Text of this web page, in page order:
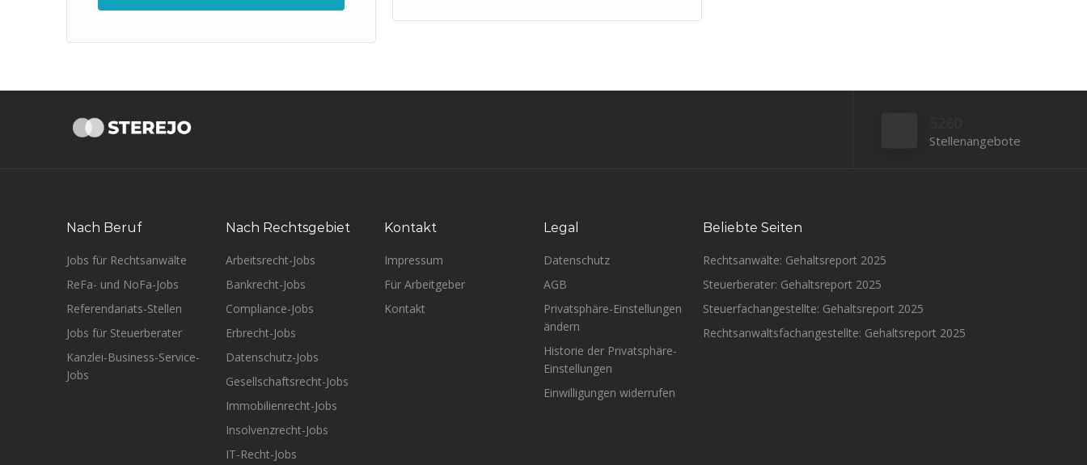
Stellenangebote
Nach Beruf
Jobs für Rechtsanwälte
ReFa- und NoFa-Jobs
Referendariats-Stellen
Jobs für Steuerberater
Kanzlei-Business-Service-
Jobs
Nach Rechtsgebiet
Arbeitsrecht-Jobs
Bankrecht-Jobs
Compliance-Jobs
Erbrecht-Jobs
Datenschutz-Jobs
Gesellschaftsrecht-Jobs
Immobilienrecht-Jobs
Insolvenzrecht-Jobs
IT-Recht-Jobs
Kontakt
Impressum
Für Arbeitgeber
Kontakt
Legal
Datenschutz
AGB
Privatsphäre-Einstellungen
ändern
Historie der Privatsphäre-
Einstellungen
Einwilligungen widerrufen
Beliebte Seiten
Rechtsanwälte: Gehaltsreport 2025
Steuerberater: Gehaltsreport 2025
Steuerfachangestellte: Gehaltsreport 2025
Rechtsanwaltsfachangestellte: Gehaltsreport 2025